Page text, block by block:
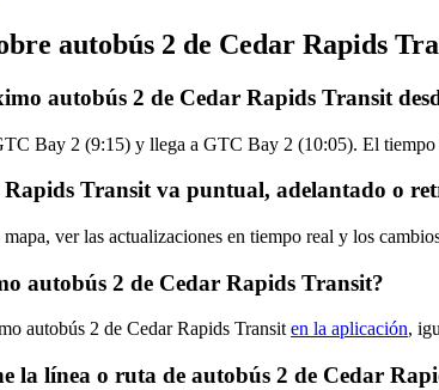
autobús 2 de Cedar Rapids
autobús 2 de Cedar Rapids Transit
Bay 2 (9:15) y llega a GTC Bay 2 (10:05). El
Transit va puntual, adelantado o
ver las actualizaciones en tiempo real y los
autobús 2 de Cedar Rapids Transit?
autobús 2 de Cedar Rapids Transiten la aplicación,
la línea o ruta de autobús 2 de Cedar